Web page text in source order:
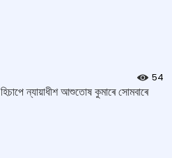
54
ন্যায়াধীশ আশুতোষ কুমাৰে সোমবাৰে